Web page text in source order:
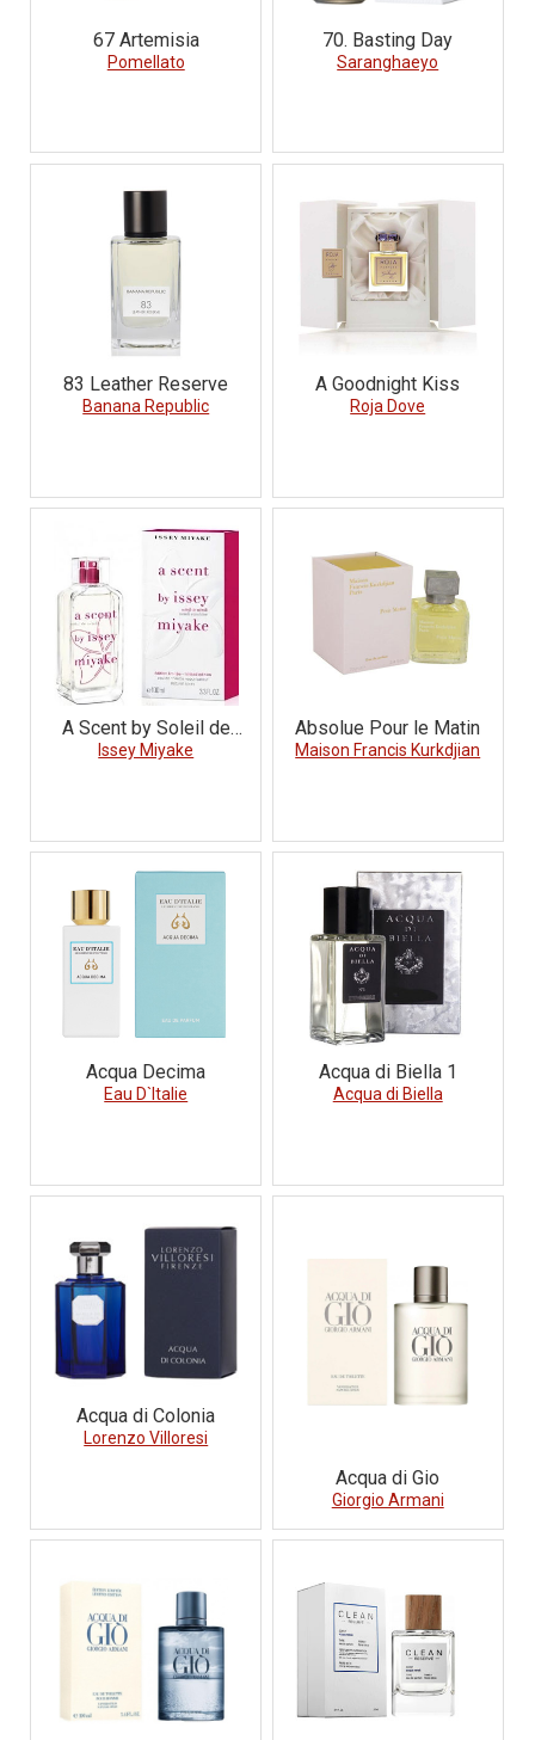
67 Artemisia
Pomellato
70. Basting Day
Saranghaeyo
83 Leather Reserve
Banana Republic
A Goodnight Kiss
Roja Dove
A Scent by Soleil de
Neroli
Issey Miyake
Absolue Pour le Matin
Maison Francis Kurkdjian
Acqua Decima
Eau D`Italie
Acqua di Biella 1
Acqua di Biella
Acqua di Colonia
Lorenzo Villoresi
Acqua di Gio
Giorgio Armani